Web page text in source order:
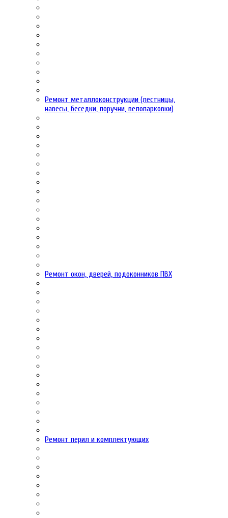
Ремонт металлоконструкции (лестницы,
навесы, беседки, поручни, велопарковки)
Ремонт окон, дверей, подоконников ПВХ
Ремонт перил и комплектующих